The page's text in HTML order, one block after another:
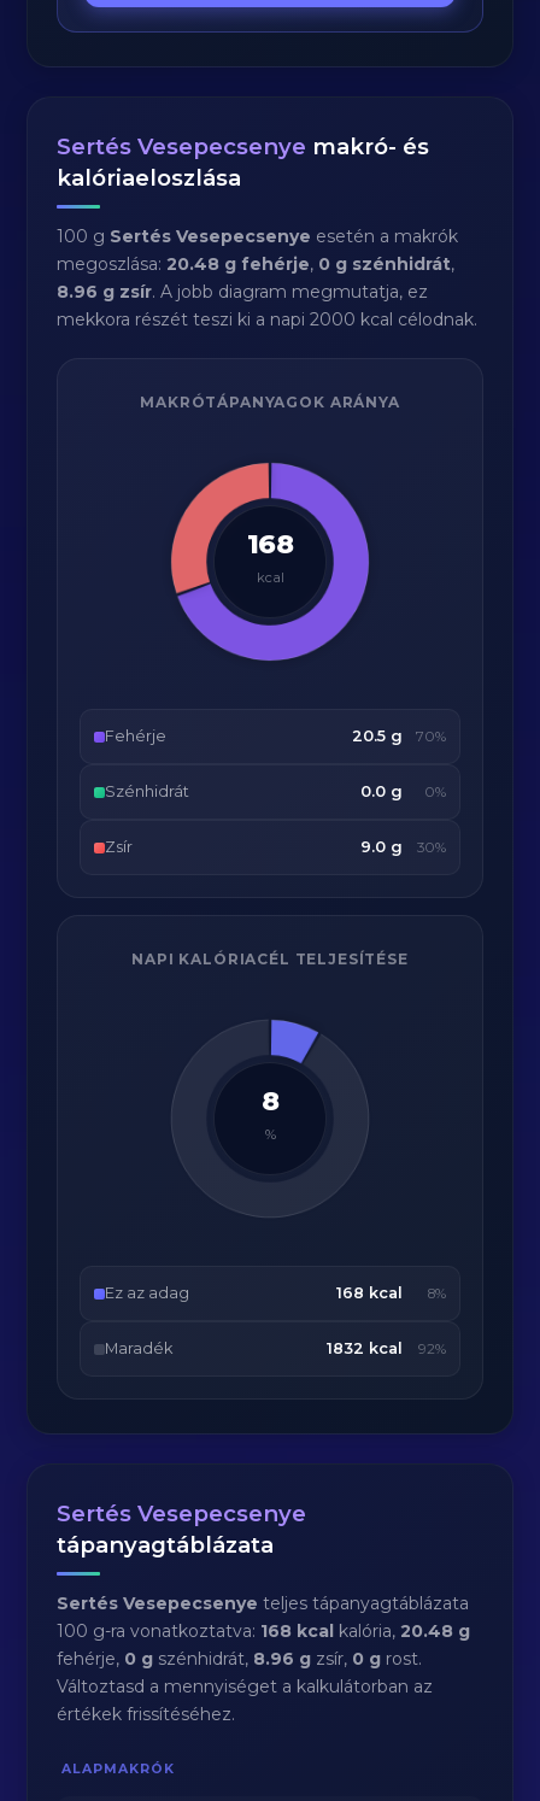
Sertés Vesepecsenye makró- és
kalóriaeloszlása
100 g Sertés Vesepecsenye esetén a makrók
megoszlása:20.48 g fehérje, 0 g szénhidrát,
8.96 g zsír. A jobb diagram megmutatja, ez
mekkora részét teszi ki a napi 2000 kcal célodnak.
MAKRÓTÁPANYAGOK ARÁNYA
168
kcal
Fehérje 20.5 g 70%
Szénhidrát 0.0 g 0%
Zsír 9.0 g 30%
NAPI KALÓRIACÉL TELJESÍTÉSE
8
%
Ez az adag 168 kcal 8%
Maradék 1832 kcal 92%
Sertés Vesepecsenye
tápanyagtáblázata
Sertés Vesepecsenye teljes tápanyagtáblázata
100 g-ra vonatkoztatva: 168 kcal kalória,20.48 g
fehérje, 0 g szénhidrát, 8.96 g zsír, 0 g rost.
Változtasd a mennyiséget a kalkulátorban az
értékek frissítéséhez.
ALAPMAKRÓK